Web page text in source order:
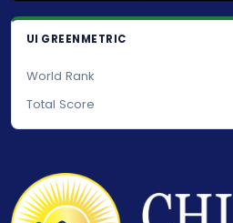
UI GREENMETRIC
World Rank
Total Score